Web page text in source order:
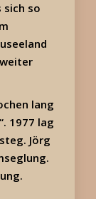
sich so
lang
1977 lag
Jörg